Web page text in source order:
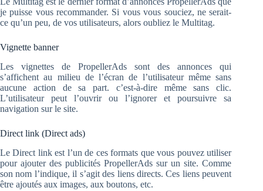
je puisse vous recommander. Si vous vous souciez, ne serait-
ce qu’un peu, de vos utilisateurs, alors oubliez le Multitag.
Vignette banner
Les vignettes de PropellerAds sont des annonces qui
s’affichent au milieu de l’écran de l’utilisateur même sans
aucune action de sa part. c’est-à-dire même sans clic.
L’utilisateur peut l’ouvrir ou l’ignorer et poursuivre sa
navigation sur le site.
Direct link (Direct ads)
Le Direct link est l’un de ces formats que vous pouvez utiliser
pour ajouter des publicités PropellerAds sur un site. Comme
son nom l’indique, il s’agit des liens directs. Ces liens peuvent
être ajoutés aux images, aux boutons, etc.